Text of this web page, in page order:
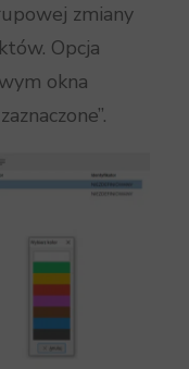
zmiany
Opcja
okna